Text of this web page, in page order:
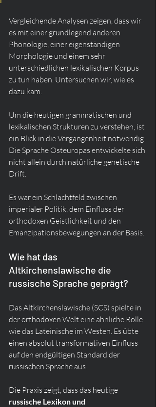
Vergleichende Analysen zeigen, dass wir
es mit einer grundlegend anderen
Phonologie, einer eigenständigen
Morphologie und einem sehr
unterschiedlichen lexikalischen Korpus
zu tun haben. Untersuchen wir, wie es
dazu kam.
Um die heutigen grammatischen und
lexikalischen Strukturen zu verstehen, ist
ein Blick in die Vergangenheit notwendig.
Die Sprache Osteuropas entwickelte sich
nicht allein durch natürliche genetische
Drift.
Es war ein Schlachtfeld zwischen
imperialer Politik, dem Einfluss der
orthodoxen Geistlichkeit und den
Emanzipationsbewegungen an der Basis.
Wie hat das
Altkirchenslawische die
russische Sprache geprägt?
Das Altkirchenslawische (SCS) spielte in
der orthodoxen Welt eine ähnliche Rolle
wie das Lateinische im Westen. Es übte
einen absolut transformativen Einfluss
auf den endgültigen Standard der
russischen Sprache aus.
Die Praxis zeigt, dass das heutige
russische Lexikon und